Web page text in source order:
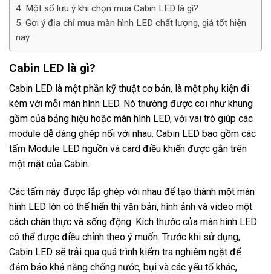
Một số lưu ý khi chọn mua Cabin LED là gì?
Gợi ý địa chỉ mua màn hình LED chất lượng, giá tốt hiện
nay
Cabin LED là gì?
Cabin LED là một phần kỹ thuật cơ bản, là một phụ kiện đi
kèm với mỗi màn hình LED. Nó thường được coi như khung
gầm của bảng hiệu hoặc màn hình LED, với vai trò giúp các
module dễ dàng ghép nối với nhau. Cabin LED bao gồm các
tấm Module LED nguồn và card điều khiển được gắn trên
một mặt của Cabin.
Các tấm này được lắp ghép với nhau để tạo thành một màn
hình LED lớn có thể hiển thị văn bản, hình ảnh và video một
cách chân thực và sống động. Kích thước của màn hình LED
có thể được điều chỉnh theo ý muốn. Trước khi sử dụng,
Cabin LED sẽ trải qua quá trình kiểm tra nghiêm ngặt để
đảm bảo khả năng chống nước, bụi và các yếu tố khác,